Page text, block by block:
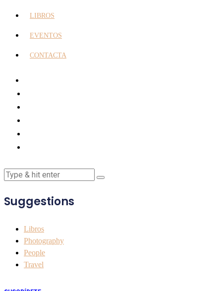
LIBROS
EVENTOS
CONTACTA
Suggestions
Libros
Photography
People
Travel